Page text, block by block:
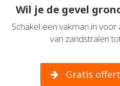
Wil je de gevel
Schakel een vakman in
van zandstralen
Gratis